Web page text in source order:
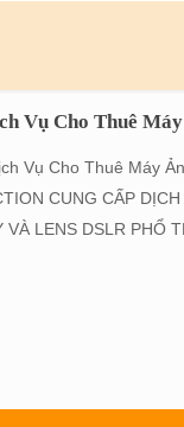
Vụ Cho Thuê
Vụ Cho Thuê Máy
CUNG CẤP
VÀ LENS DSLR PHỔ